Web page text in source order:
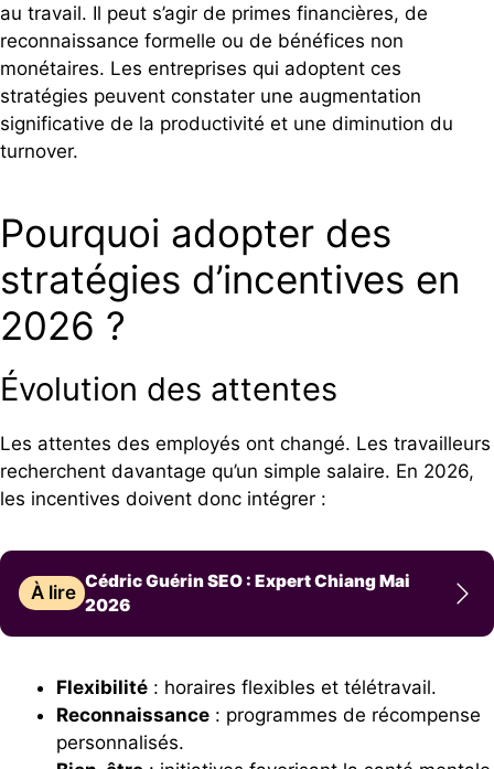
au travail. Il peut s’agir de primes financières, de
reconnaissance formelle ou de bénéfices non
monétaires. Les entreprises qui adoptent ces
stratégies peuvent constater une augmentation
significative de la productivité et une diminution du
turnover.
Pourquoi adopter des
stratégies d’incentives en
2026 ?
Évolution des attentes
Les attentes des employés ont changé. Les travailleurs
recherchent davantage qu’un simple salaire. En 2026,
les incentives doivent donc intégrer :
À lire
Cédric Guérin SEO : Expert Chiang Mai
2026
Flexibilité : horaires flexibles et télétravail.
Reconnaissance : programmes de récompense
personnalisés.